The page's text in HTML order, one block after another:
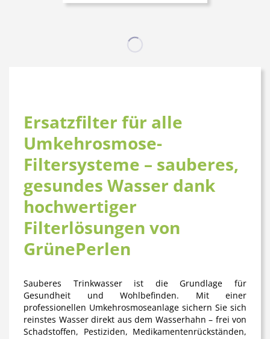
Ersatzfilter für alle
Umkehrosmose-
Filtersysteme – sauberes,
gesundes Wasser dank
hochwertiger
Filterlösungen von
GrünePerlen
Sauberes Trinkwasser ist die Grundlage für
Gesundheit und Wohlbefinden. Mit einer
professionellen Umkehrosmoseanlage sichern Sie sich
reinstes Wasser direkt aus dem Wasserhahn – frei von
Schadstoffen, Pestiziden, Medikamentenrückständen,